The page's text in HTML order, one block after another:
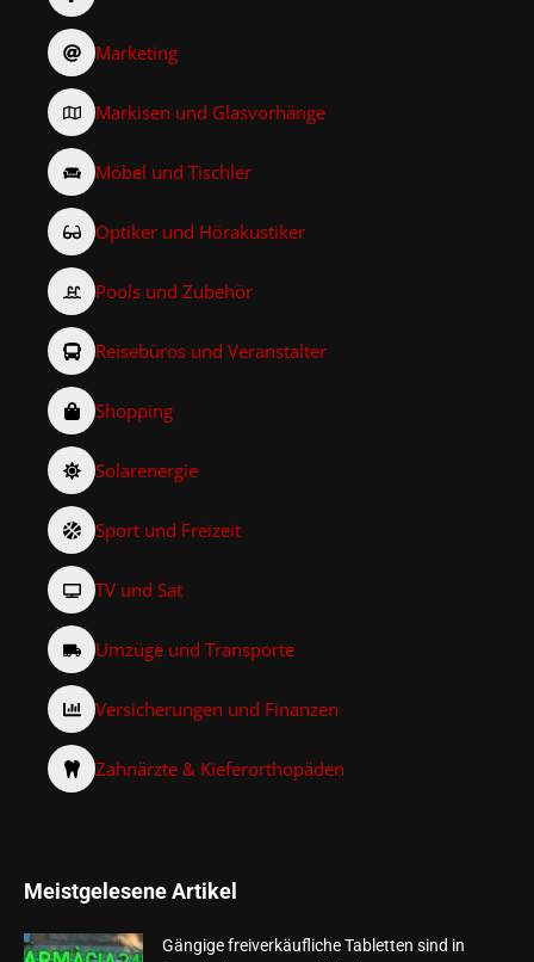
Marketing
Markisen und Glasvorhänge
Möbel und Tischler
Optiker und Hörakustiker
Pools und Zubehör
Reisebüros und Veranstalter
Shopping
Solarenergie
Sport und Freizeit
TV und Sat
Umzüge und Transporte
Versicherungen und Finanzen
Zahnärzte & Kieferorthopäden
Meistgelesene Artikel
Gängige freiverkäufliche Tabletten sind in